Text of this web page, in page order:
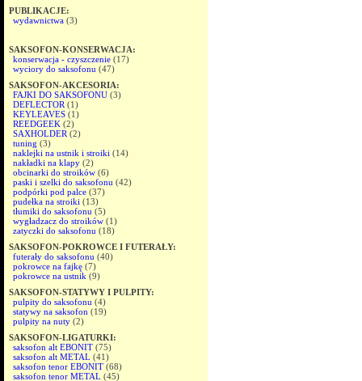
PUBLIKACJE:
wydawnictwa (3)
SAKSOFON-KONSERWACJA:
konserwacja - czyszczenie (17)
wyciory do saksofonu (47)
SAKSOFON-AKCESORIA:
FAJKI DO SAKSOFONU (3)
DEFLECTOR (1)
KEYLEAVES (1)
REEDGEEK (2)
SAXHOLDER (2)
tuning (3)
naklejki na ustnik i stroiki (14)
nakładki na klapy (2)
obcinarki do stroików (6)
paski i szelki do saksofonu (42)
podpórki pod palce (37)
pudełka na stroiki (13)
tłumiki do saksofonu (5)
wygładzacz do stroików (1)
zatyczki do saksofonu (18)
SAKSOFON-POKROWCE I FUTERAŁY:
futerały do saksofonu (40)
pokrowce na fajkę (7)
pokrowce na ustnik (9)
SAKSOFON-STATYWY I PULPITY:
pulpity do saksofonu (4)
statywy na saksofon (19)
pulpity na nuty (2)
SAKSOFON-LIGATURKI:
saksofon alt EBONIT (75)
saksofon alt METAL (41)
saksofon tenor EBONIT (68)
saksofon tenor METAL (45)